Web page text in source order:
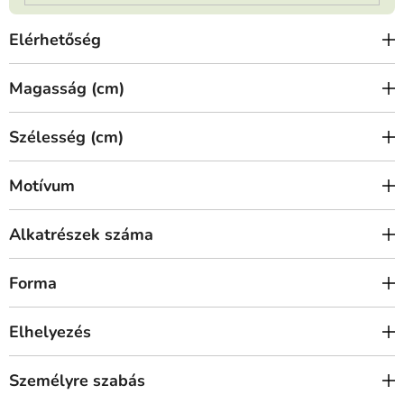
Elérhetőség
Magasság (cm)
Szélesség (cm)
Motívum
Alkatrészek száma
Forma
Elhelyezés
Személyre szabás